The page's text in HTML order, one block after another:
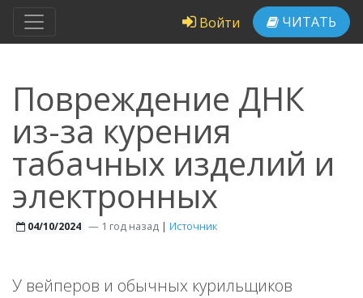
Войти ЧИТАТЬ
Повреждение ДНК
из-за курения
табачных изделий и
электронных
04/10/2024 —1 год назад | Источник
У вейперов и обычных курильщиков